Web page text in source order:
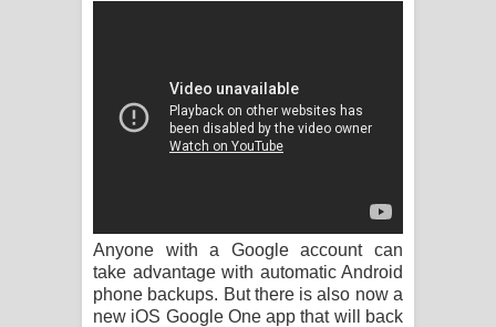
පද පෙළ
Kaalaya Song Lyrics - කාලය ගීතයේ පද
පෙළ
Anyone with a Google account can
take advantage with automatic Android
phone backups. But there is also now a
new iOS Google One app that will back